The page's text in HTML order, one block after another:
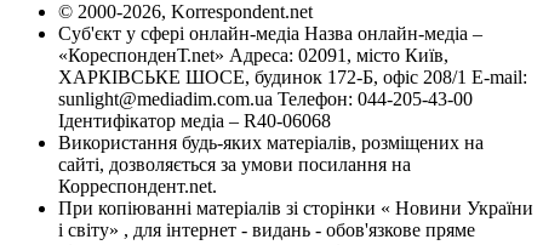
© 2000-2026, Korrespondent.net
Суб'єкт у сфері онлайн-медіа Назва онлайн-медіа –
«КореспонденТ.net» Адреса: 02091, місто Київ,
ХАРКІВСЬКЕ ШОСЕ, будинок 172-Б, офіс 208/1 E-mail:
sunlight@mediadim.com.ua Телефон: 044-205-43-00
Ідентифікатор медіа – R40-06068
Використання будь-яких матеріалів, розміщених на
сайті, дозволяється за умови посилання на
Корреспондент.net.
При копіюванні матеріалів зі сторінки « Новини України
і світу» , для інтернет - видань - обов'язкове пряме